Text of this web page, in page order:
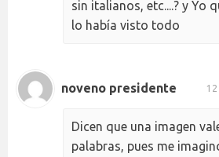
sin italianos, etc....? y Yo
lo había visto todo
noveno presidente
Dicen que una imagen
palabras, pues me